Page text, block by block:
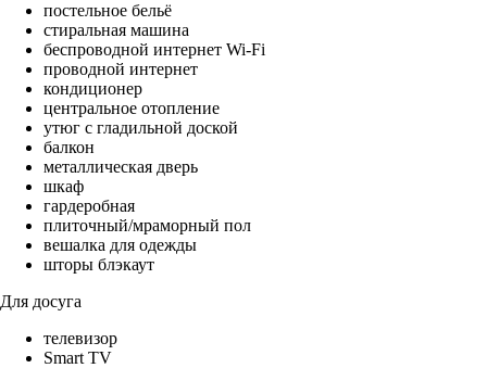
постельное бельё
стиральная машина
беспроводной интернет Wi-Fi
проводной интернет
кондиционер
центральное отопление
утюг с гладильной доской
балкон
металлическая дверь
шкаф
гардеробная
плиточный/мраморный пол
вешалка для одежды
шторы блэкаут
Для досуга
телевизор
Smart TV